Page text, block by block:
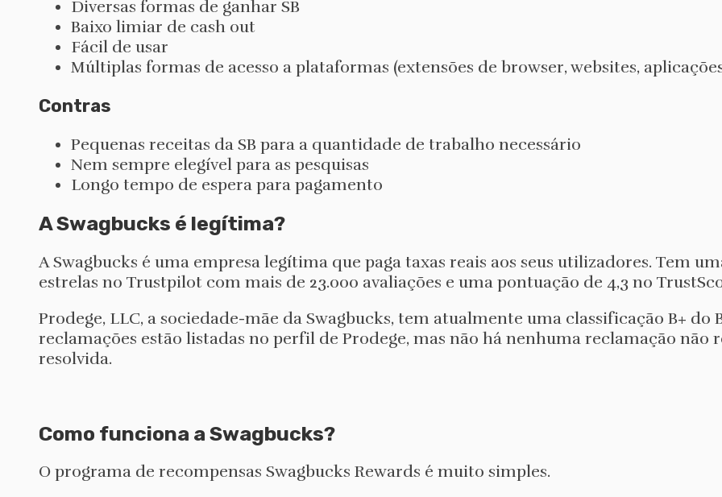
Diversas formas de ganhar SB
Baixo limiar de cash out
Fácil de usar
Múltiplas formas de acesso a plataformas (extensões de browser, websites,
Contras
Pequenas receitas da SB para a quantidade de trabalho necessário
Nem sempre elegível para as pesquisas
Longo tempo de espera para pagamento
A Swagbucks é legítima?
A Swagbucks é uma empresa legítima que paga taxas reais aos seus utilizadores. Tem
estrelas no Trustpilot com mais de 23.000 avaliações e uma pontuação de 4,3 no
Prodege, LLC, a sociedade-mãe da Swagbucks, tem atualmente uma classificação B+ do
reclamações estão listadas no perfil de Prodege, mas não há nenhuma reclamação não
resolvida.
Como funciona a Swagbucks?
O programa de recompensas Swagbucks Rewards é muito simples.